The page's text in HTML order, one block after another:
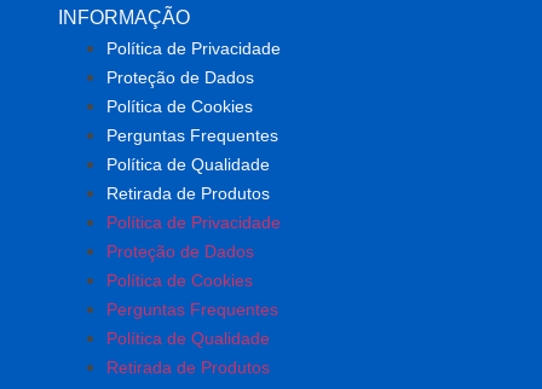
INFORMAÇÃO
Política de Privacidade
Proteção de Dados
Política de Cookies
Perguntas Frequentes
Política de Qualidade
Retirada de Produtos
Política de Privacidade
Proteção de Dados
Política de Cookies
Perguntas Frequentes
Política de Qualidade
Retirada de Produtos